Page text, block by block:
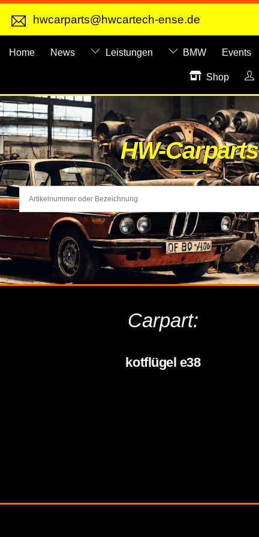
hwcarparts@hwcartech-ense.de
Home News Leistungen BMW Events
Shop
HW-Carparts
Carpart:
kotflügel e38